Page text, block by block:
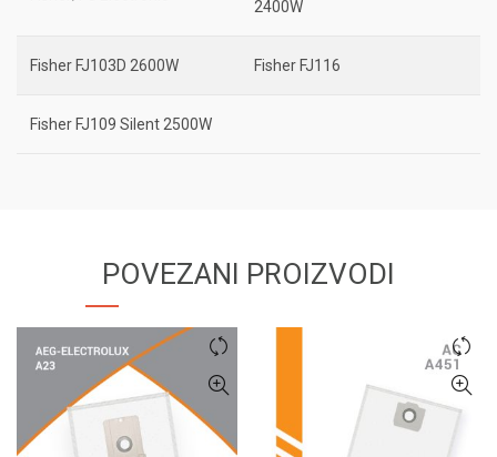
2400W
Fisher FJ103D 2600W Fisher FJ116
Fisher FJ109 Silent 2500W
POVEZANI PROIZVODI